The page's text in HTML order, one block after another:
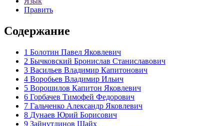
Править
Содержание
1 Болотин Павел Яковлевич
2 Бычковский Бронислав Станиславович
3 Васильев Владимир Капитонович
4 Воробьев Владимир Ильич
5 Ворошилов Капитон Яковлевич
6 Горбачев Тимофей Федорович
7 Гальченко Александр Яковлевич
8 Дунаев Юрий Борисович
9 Зайнутдинов Шайх